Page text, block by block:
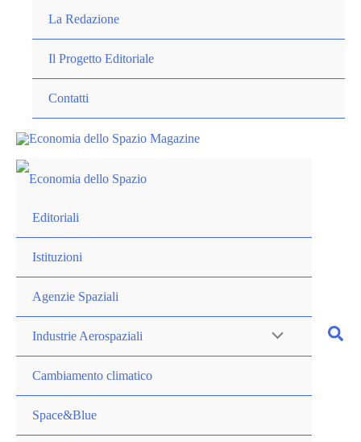
contenuto
La Redazione
Il Progetto Editoriale
Contatti
Editoriali
Istituzioni
Agenzie Spaziali
Industrie Aerospaziali
Cambiamento climatico
Space&Blue